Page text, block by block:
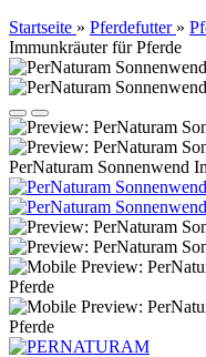
Startseite » Pferdefutter »
Immunkräuter für Pferde
PerNaturam Sonnenwend